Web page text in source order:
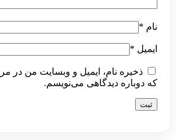
نام *
ایمیل *
ذخیره نام، ایمیل و وبسایت من در
که دوباره دیدگاهی می‌نویسم.